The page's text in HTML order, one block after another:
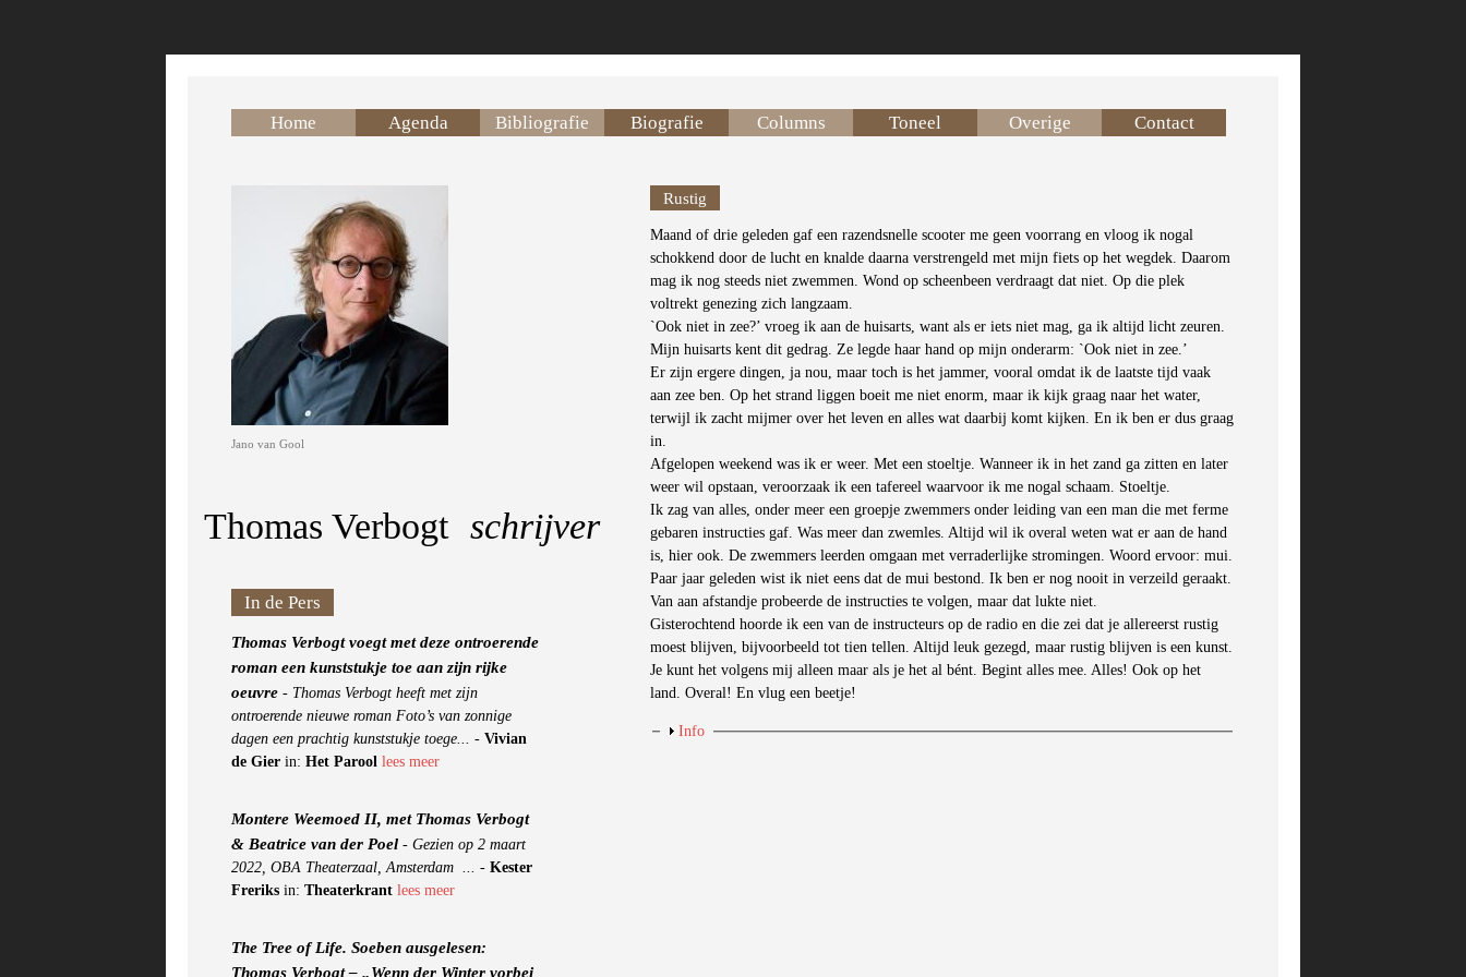
Home Agenda Bibliografie Biografie Columns Toneel Overige Contact
Jano van Gool
Thomas Verbogt schrijver
In de Pers
Thomas Verbogt voegt met deze ontroerende
roman een kunststukje toe aan zijn rijke
oeuvre - Thomas Verbogt heeft met zijn
ontroerende nieuwe roman Foto’s van zonnige
dagen een prachtig kunststukje toege... - Vivian
de Gier in: Het Parool lees meer
Montere Weemoed II, met Thomas Verbogt
& Beatrice van der Poel - Gezien op 2 maart
2022, OBA Theaterzaal, Amsterdam ... - Kester
Freriks in: Theaterkrant lees meer
The Tree of Life. Soeben ausgelesen:
Thomas Verbogt – „Wenn der Winter vorbei
Rustig
Maand of drie geleden gaf een razendsnelle scooter me geen voorrang en vloog ik nogal
schokkend door de lucht en knalde daarna verstrengeld met mijn fiets op het wegdek. Daarom
mag ik nog steeds niet zwemmen. Wond op scheenbeen verdraagt dat niet. Op die plek
voltrekt genezing zich langzaam.
`Ook niet in zee?’ vroeg ik aan de huisarts, want als er iets niet mag, ga ik altijd licht zeuren.
Mijn huisarts kent dit gedrag. Ze legde haar hand op mijn onderarm: `Ook niet in zee.’
Er zijn ergere dingen, ja nou, maar toch is het jammer, vooral omdat ik de laatste tijd vaak
aan zee ben. Op het strand liggen boeit me niet enorm, maar ik kijk graag naar het water,
terwijl ik zacht mijmer over het leven en alles wat daarbij komt kijken. En ik ben er dus graag
in.
Afgelopen weekend was ik er weer. Met een stoeltje. Wanneer ik in het zand ga zitten en later
weer wil opstaan, veroorzaak ik een tafereel waarvoor ik me nogal schaam. Stoeltje.
Ik zag van alles, onder meer een groepje zwemmers onder leiding van een man die met ferme
gebaren instructies gaf. Was meer dan zwemles. Altijd wil ik overal weten wat er aan de hand
is, hier ook. De zwemmers leerden omgaan met verraderlijke stromingen. Woord ervoor: mui.
Paar jaar geleden wist ik niet eens dat de mui bestond. Ik ben er nog nooit in verzeild geraakt.
Van aan afstandje probeerde de instructies te volgen, maar dat lukte niet.
Gisterochtend hoorde ik een van de instructeurs op de radio en die zei dat je allereerst rustig
moest blijven, bijvoorbeeld tot tien tellen. Altijd leuk gezegd, maar rustig blijven is een kunst.
Je kunt het volgens mij alleen maar als je het al bént. Begint alles mee. Alles! Ook op het
land. Overal! En vlug een beetje!
Weergeven
Info